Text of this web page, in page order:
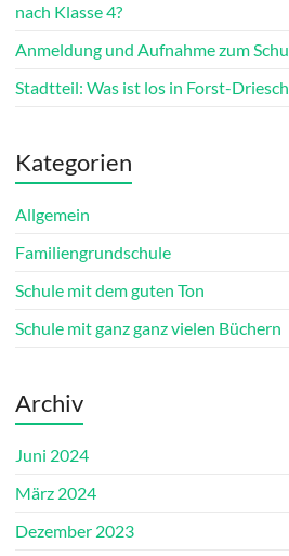
nach Klasse 4?
Anmeldung und Aufnahme zum
Stadtteil: Was ist los in Forst-
Kategorien
Allgemein
Familiengrundschule
Schule mit dem guten Ton
Schule mit ganz ganz vielen Büchern
Archiv
Juni 2024
März 2024
Dezember 2023